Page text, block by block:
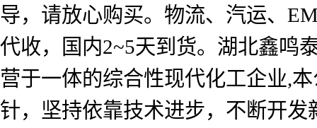
导，请放心购买。物流、汽运、
代收，国内2~5天到货。湖北鑫鸣
营于一体的综合性现代化工企业,
针，坚持依靠技术进步，不断开